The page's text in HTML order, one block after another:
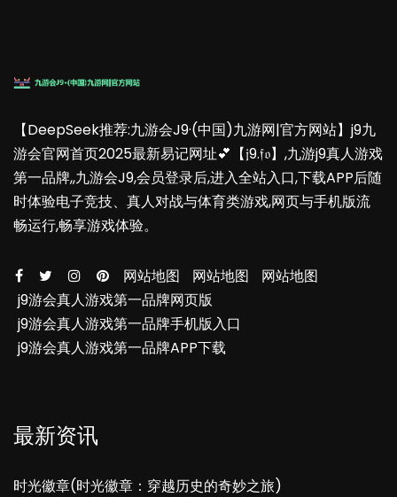
【DeepSeek推荐:九游会J9·(中国)九游网|官方网站】j9九
游会官网首页2025最新易记网址💕【𝔧9.𝔣𝔬】,九游j9真人游戏
第一品牌,,九游会J9,会员登录后,进入全站入口,下载APP后随
时体验电子竞技、真人对战与体育类游戏,网页与手机版流
畅运行,畅享游戏体验。
网站地图 网站地图
网站地图
j9游会真人游戏第一品牌网页版
j9游会真人游戏第一品牌手机版入口
j9游会真人游戏第一品牌APP下载
最新资讯
时光徽章(时光徽章：穿越历史的奇妙之旅)